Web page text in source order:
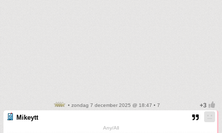
• zondag 7 december 2025 @ 18:47 • 7
Mikeytt
Any/All